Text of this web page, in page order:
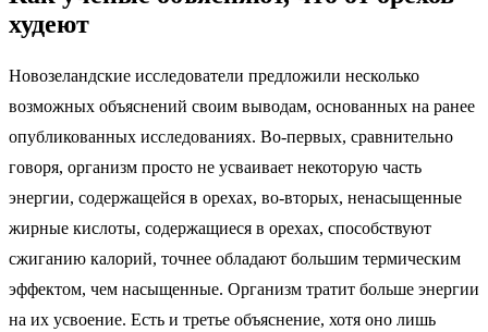
худеют
Новозеландские исследователи предложили несколько
возможных объяснений своим выводам, основанных на ранее
опубликованных исследованиях. Во-первых, сравнительно
говоря, организм просто не усваивает некоторую часть
энергии, содержащейся в орехах, во-вторых, ненасыщенные
жирные кислоты, содержащиеся в орехах, способствуют
сжиганию калорий, точнее обладают большим термическим
эффектом, чем насыщенные. Организм тратит больше энергии
на их усвоение. Есть и третье объяснение, хотя оно лишь